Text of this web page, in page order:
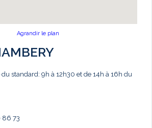
Agrandir le plan
standard: 9h à 12h30 et de 14h à 16h du
86 73